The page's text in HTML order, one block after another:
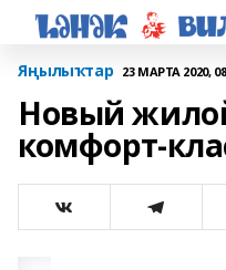
Яңылыҡтар 23 МАРТА 2020,
Новый
комфорт-